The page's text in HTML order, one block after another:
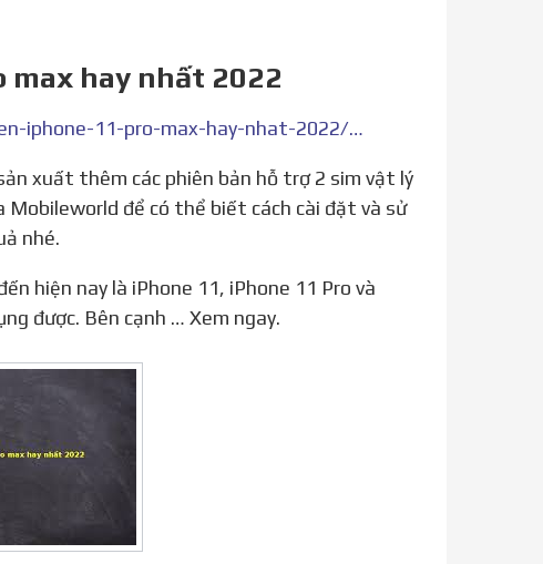
max hay nhất 2022
https://phohen.com/post/top-16-cach-dung-esim-tren-iphone-11-pro-max-hay-nhat-2022/4565519
Mobileworld để có thể biết cách cài đặt và sử
nhé.
được. Bên cạnh … Xem ngay.